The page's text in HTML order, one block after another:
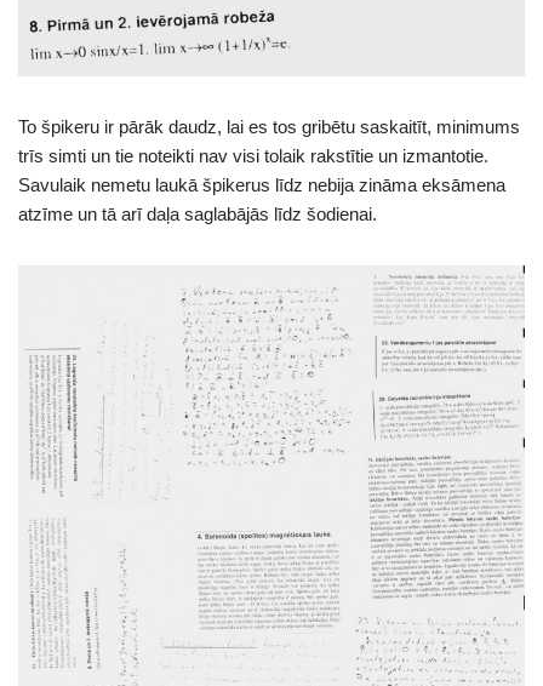
To špikeru ir pārāk daudz, lai es tos gribētu saskaitīt, minimums
trīs simti un tie noteikti nav visi tolaik rakstītie un izmantotie.
Savulaik nemetu laukā špikerus līdz nebija zināma eksāmena
atzīme un tā arī daļa saglabājās līdz šodienai.